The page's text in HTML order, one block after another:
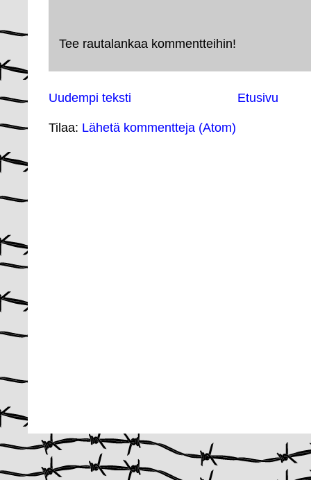
Tee rautalankaa kommentteihin!
Uudempi teksti Etusivu
Tilaa: Lähetä kommentteja (Atom)